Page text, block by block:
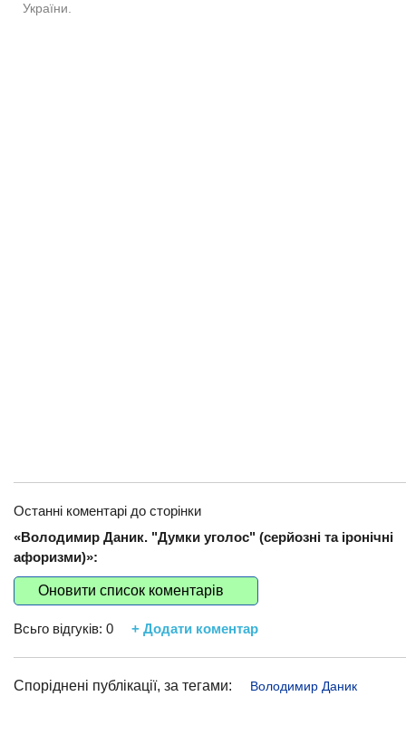
України.
Останні коментарі до сторінки
«Володимир Даник. "Думки уголос" (серйозні та іронічні
афоризми)»:
Оновити список коментарів
Всьго відгуків: 0 + Додати коментар
Споріднені публікації, за тегами: Володимир Даник